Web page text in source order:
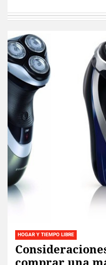
HOGAR Y TIEMPO LIBRE
comprar una